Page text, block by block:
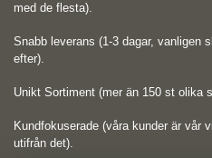
med de flesta).
Snabb leverans (1-3 dagar, vanligen
efter).
Unikt Sortiment (mer än 150 st olika
Kundfokuserade (våra kunder är vår
utifrån det).